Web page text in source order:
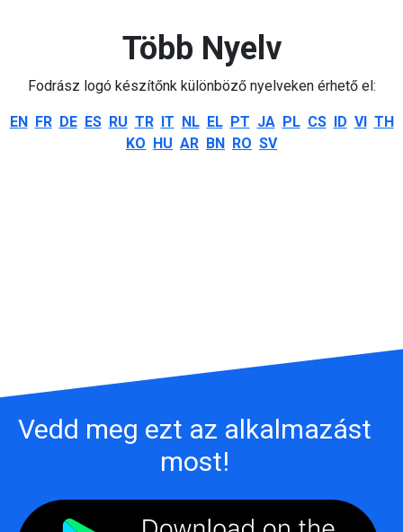
Több Nyelv
Fodrász logó készítőnk különböző nyelveken érhető el:
EN FR DE ES RU TR IT NL EL PT JA PL CS ID VI TH
KO HU AR BN RO SV
Vedd meg ezt az alkalmazást
most!